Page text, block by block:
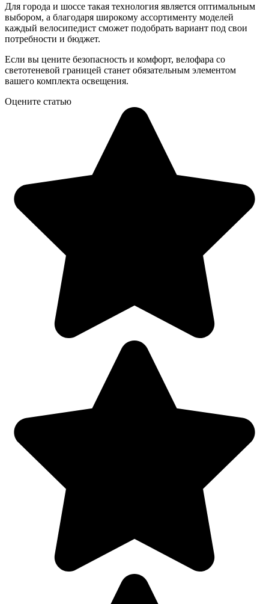
Для города и шоссе такая технология является оптимальным
выбором, а благодаря широкому ассортименту моделей
каждый велосипедист сможет подобрать вариант под свои
потребности и бюджет.
Если вы цените безопасность и комфорт, велофара со
светотеневой границей станет обязательным элементом
вашего комплекта освещения.
Оцените статью